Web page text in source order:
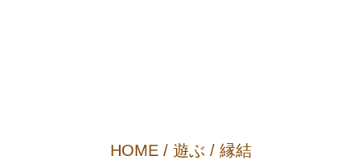
HOME / 遊ぶ / 縁結